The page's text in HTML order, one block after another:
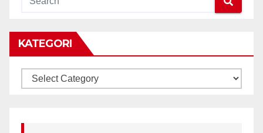
KATEGORI
KATEGORI